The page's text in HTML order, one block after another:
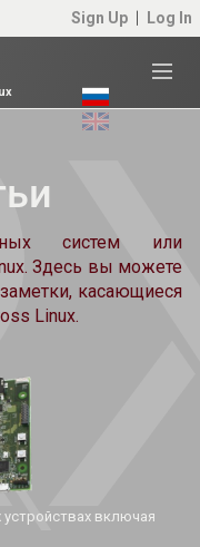
Sign Up Log In
систем или
Здесь вы можете
касающиеся
Linux.
устройствах включая